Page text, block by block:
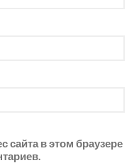
сайта в этом браузере